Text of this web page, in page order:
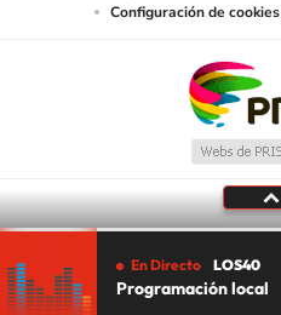
Configuración de cookies
En Directo LOS40
Programación local